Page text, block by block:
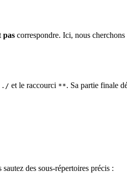
pas correspondre. Ici, nous
./ et le raccourci **. Sa partie finale
des sous-répertoires précis :